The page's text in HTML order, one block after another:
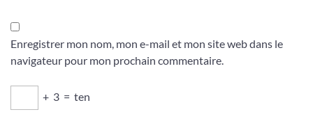
Enregistrer mon nom, mon e-mail et mon site web dans le
navigateur pour mon prochain commentaire.
+ 3 = ten